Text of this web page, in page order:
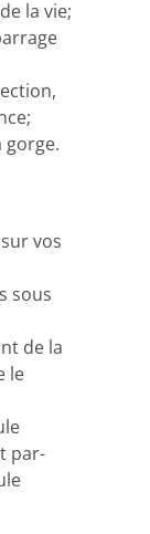
la vie;
gorge.
vos
sous
de la
le
par-